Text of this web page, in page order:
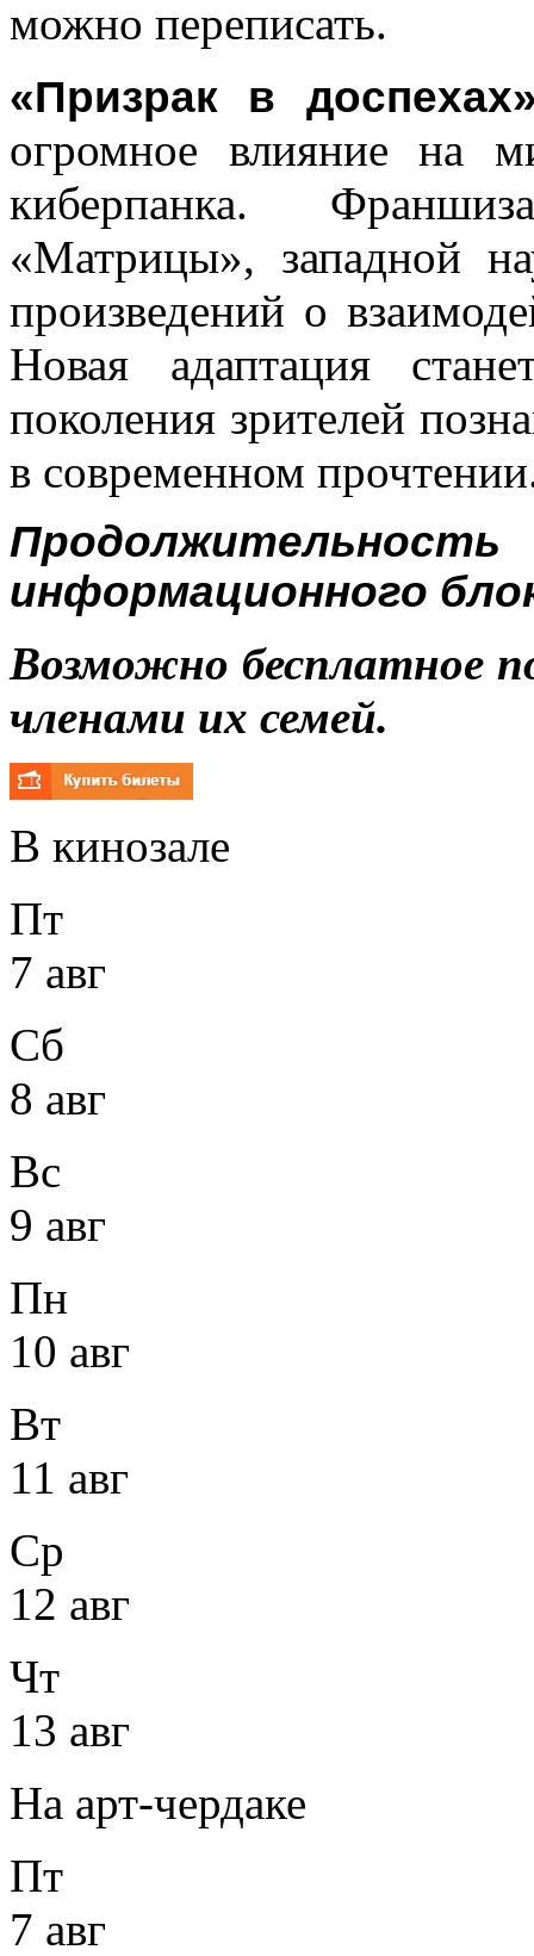
можно переписать.
«Призрак в
огромное влияние на
киберпанка.
«Матрицы», западной
произведений о
Новая адаптация
поколения зрителей
в современном
информационного
Возможно бесплатное
членами их семей.
В кинозале
Пт
7 авг
Сб
8 авг
Вс
9 авг
Пн
10 авг
Вт
11 авг
Ср
12 авг
Чт
13 авг
На арт-чердаке
Пт
7 авг